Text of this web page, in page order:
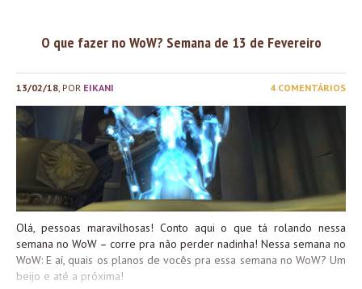
O que fazer no WoW? Semana de 13 de Fevereiro
13/02/18 , POR EIKANI 4 COMENTÁRIOS
Olá, pessoas maravilhosas! Conto aqui o que tá rolando nessa
semana no WoW – corre pra não perder nadinha! Nessa semana no
WoW: E aí, quais os planos de vocês pra essa semana no WoW? Um
beijo e até a próxima!